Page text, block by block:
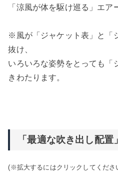
「涼風が体を駆け巡る」エア
※風が「ジャケット表」と「
抜け、
いろいろな姿勢をとっても「
きわたります。
「最適な吹き出し配置」
(※拡大するにはクリックしてくださ